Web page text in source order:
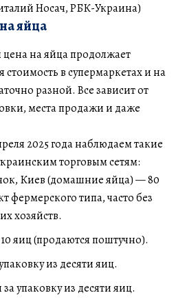
Носач, РБК-Украина)
яйца
цена на яйца продолжает
в супермаркетах и на
разной. Все зависит от
места продажи и даже
2025 года наблюдаем такие
торговым сетям:
Киев (домашние яйца) — 80
фермерского типа, часто без
хозяйств.
яиц (продаются поштучно).
из десяти яиц.
упаковку из десяти яиц.